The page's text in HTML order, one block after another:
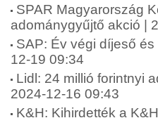
SPAR Magyarország
adománygyűjtő akció |
SAP: Év végi díjeső
12-19 09:34
Lidl: 24 millió forintnyi
2024-12-16 09:43
K&H: Kihirdették a